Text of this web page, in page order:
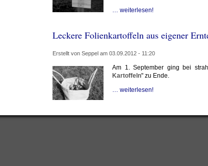
… weiterlesen!
Leckere Folienkartoffeln aus eigener
Erstellt von Seppel am 03.09.2012 - 11:20
Am 1. September ging bei
Kartoffeln" zu Ende.
… weiterlesen!